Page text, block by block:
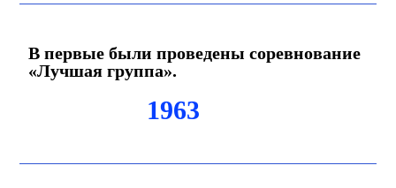
В первые были проведены соревнование
«Лучшая группа».
1963